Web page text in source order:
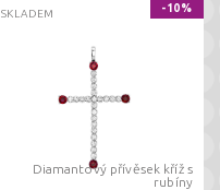
SKLADEM -10%
Diamantový přívěsek kříž s
rubíny